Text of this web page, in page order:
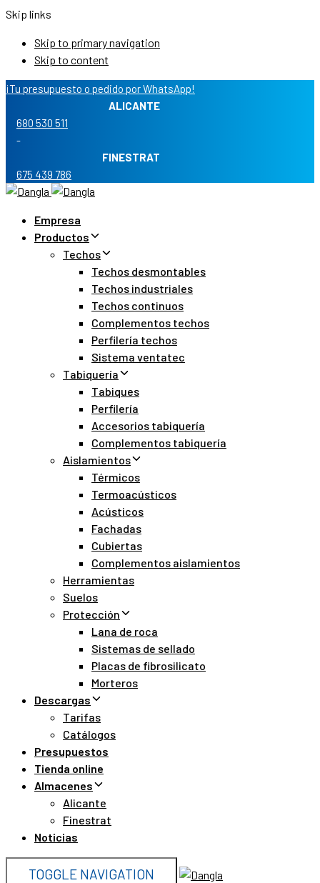
Skip links
Skip to primary navigation
Skip to content
¡Tu presupuesto o pedido por WhatsApp!
ALICANTE
680 530 511
-
FINESTRAT
675 439 786
Empresa
Productos
Techos
Techos desmontables
Techos industriales
Techos continuos
Complementos techos
Perfilería techos
Sistema ventatec
Tabiquería
Tabiques
Perfilería
Accesorios tabiquería
Complementos tabiquería
Aislamientos
Térmicos
Termoacústicos
Acústicos
Fachadas
Cubiertas
Complementos aislamientos
Herramientas
Suelos
Protección
Lana de roca
Sistemas de sellado
Placas de fibrosilicato
Morteros
Descargas
Tarifas
Catálogos
Presupuestos
Tienda online
Almacenes
Alicante
Finestrat
Noticias
TOGGLE NAVIGATION